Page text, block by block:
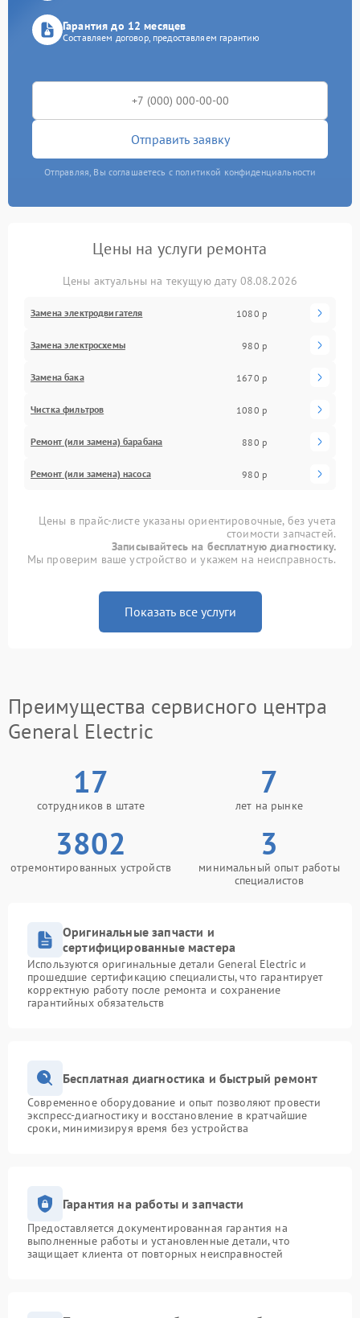
Гарантия до 12 месяцев
Составляем договор, предоставляем гарантию
Отправить заявку
Отправляя, Вы соглашаетесь с политикой конфиденциальности
Цены на услуги ремонта
Цены актуальны на текущую дату 08.08.2026
Замена электродвигателя 1080 р
Замена электросхемы 980 р
Замена бака 1670 р
Чистка фильтров 1080 р
Ремонт (или замена) барабана 880 р
Ремонт (или замена) насоса 980 р
Цены в прайс-листе указаны ориентировочные, без учета
стоимости запчастей.
Записывайтесь на бесплатную диагностику.
Мы проверим ваше устройство и укажем на неисправность.
Показать все услуги
Преимущества сервисного центра
General Electric
17
сотрудников в штате
7
лет на рынке
3802
отремонтированных устройств
3
минимальный опыт работы
специалистов
Оригинальные запчасти и
сертифицированные мастера
Используются оригинальные детали General Electric и
прошедшие сертификацию специалисты, что гарантирует
корректную работу после ремонта и сохранение
гарантийных обязательств
Бесплатная диагностика и быстрый ремонт
Современное оборудование и опыт позволяют провести
экспресс-диагностику и восстановление в кратчайшие
сроки, минимизируя время без устройства
Гарантия на работы и запчасти
Предоставляется документированная гарантия на
выполненные работы и установленные детали, что
защищает клиента от повторных неисправностей